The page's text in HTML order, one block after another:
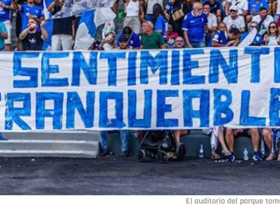
El auditorio del parque